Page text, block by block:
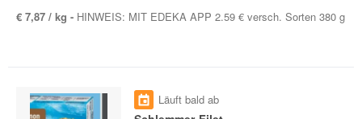
€ 7,87 / kg - HINWEIS: MIT EDEKA APP 2.59 € versch. Sorten 380 g
Läuft bald ab